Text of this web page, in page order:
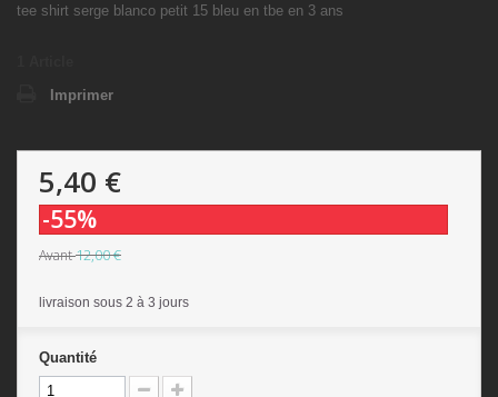
tee shirt serge blanco petit 15 bleu en tbe en 3 ans
Imprimer
5,40 €
-55%
Avant12,00 €
livraison sous 2 à 3 jours
Quantité